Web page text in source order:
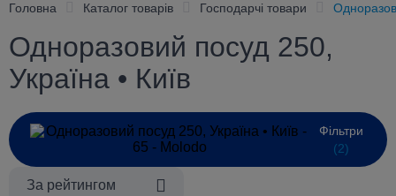
Головна Каталог товарів Господарчі товари
Одноразовий посуд 250,
Україна • Київ
Фільтри
(2)
За рейтингом